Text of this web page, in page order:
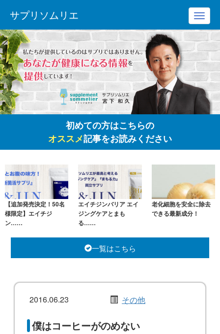
サプリソムリエ
初めての方はこちらの
オススメ記事をお読みください
【追加発売決定！50名
様限定】エイチジ
ン……
エイチジンバリア エイ
ジングケアとまも
る……
老化細胞を安全に除去
できる最新成分！
一覧はこちら
2016.06.23 その他
僕はコーヒーがのめない